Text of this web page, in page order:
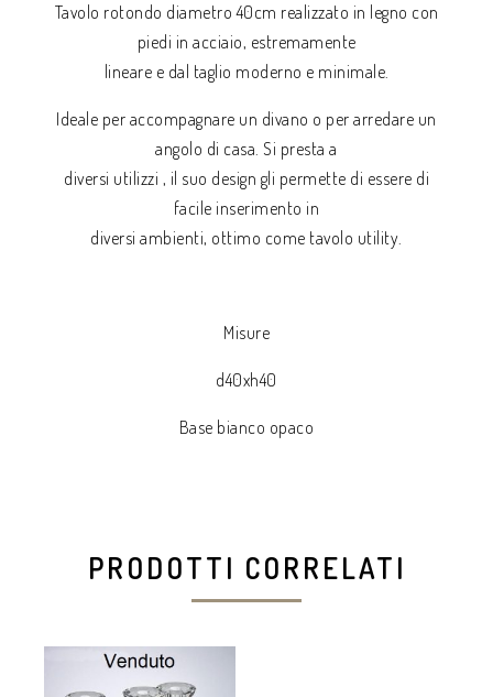
Tavolo rotondo diametro 40cm realizzato in legno con
piedi in acciaio, estremamente
lineare e dal taglio moderno e minimale.
Ideale per accompagnare un divano o per arredare un
angolo di casa. Si presta a
diversi utilizzi , il suo design gli permette di essere di
facile inserimento in
diversi ambienti, ottimo come tavolo utility.
Misure
d40xh40
Base bianco opaco
PRODOTTI CORRELATI